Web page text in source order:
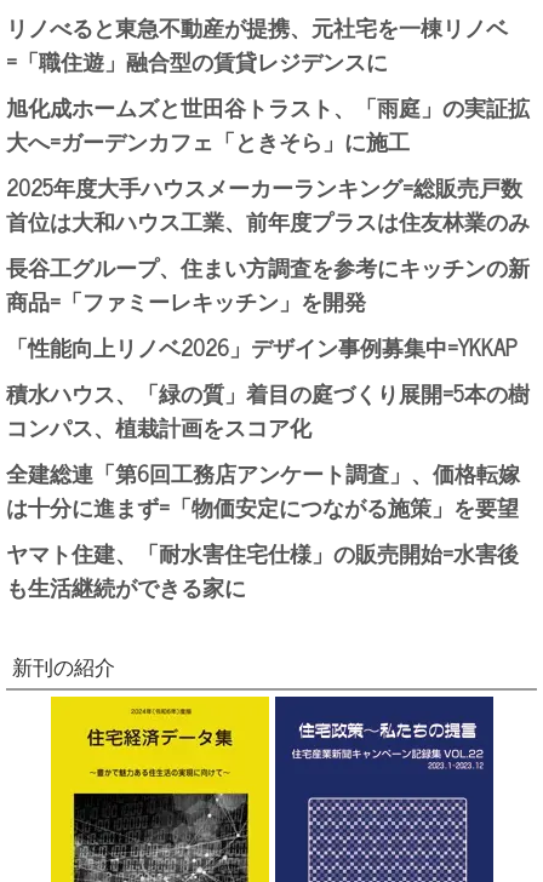
リノべると東急不動産が提携、元社宅を一棟リノベ
=「職住遊」融合型の賃貸レジデンスに
旭化成ホームズと世田谷トラスト、「雨庭」の実証拡
大へ=ガーデンカフェ「ときそら」に施工
2025年度大手ハウスメーカーランキング=総販売戸数
首位は大和ハウス工業、前年度プラスは住友林業のみ
長谷工グループ、住まい方調査を参考にキッチンの新
商品=「ファミーレキッチン」を開発
「性能向上リノベ2026」デザイン事例募集中=YKKAP
積水ハウス、「緑の質」着目の庭づくり展開=5本の樹
コンパス、植栽計画をスコア化
全建総連「第6回工務店アンケート調査」、価格転嫁
は十分に進まず=「物価安定につながる施策」を要望
ヤマト住建、「耐水害住宅仕様」の販売開始=水害後
も生活継続ができる家に
新刊の紹介